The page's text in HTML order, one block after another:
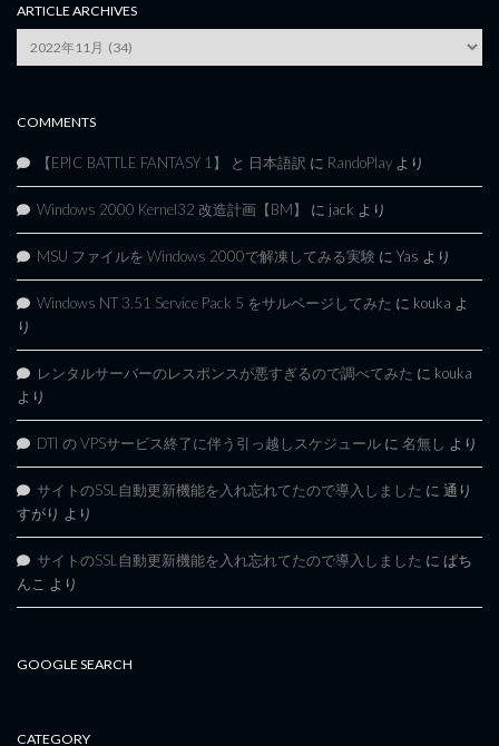
ARTICLE ARCHIVES
Archives
COMMENTS
【EPIC BATTLE FANTASY 1】 と 日本語訳 に RandoPlay より
Windows 2000 Kernel32 改造計画【BM】 に jack より
MSU ファイルを Windows 2000で解凍してみる実験 に Yas より
Windows NT 3.51 Service Pack 5 をサルベージしてみた に kouka よ
り
レンタルサーバーのレスポンスが悪すぎるので調べてみた に kouka
より
DTI の VPSサービス終了に伴う引っ越しスケジュール に 名無し より
サイトのSSL自動更新機能を入れ忘れてたので導入しました に 通り
すがり より
サイトのSSL自動更新機能を入れ忘れてたので導入しました に ぱち
んこ より
GOOGLE SEARCH
CATEGORY